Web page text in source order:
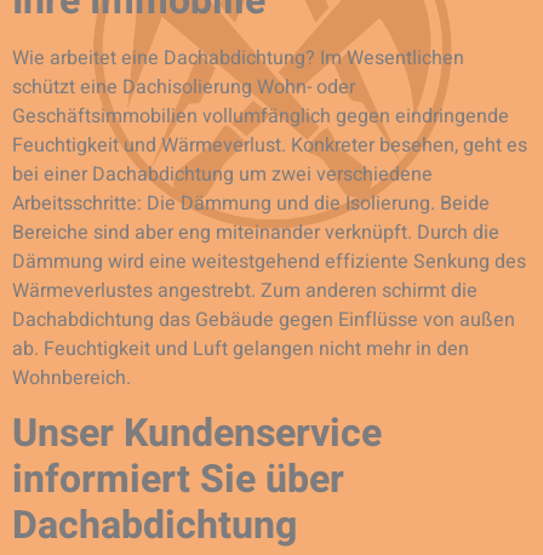
Wie arbeitet eine Dachabdichtung? Im Wesentlichen
schützt eine Dachisolierung Wohn- oder
Geschäftsimmobilien vollumfänglich gegen eindringende
Feuchtigkeit und Wärmeverlust. Konkreter besehen, geht es
bei einer Dachabdichtung um zwei verschiedene
Arbeitsschritte: Die Dämmung und die Isolierung. Beide
Bereiche sind aber eng miteinander verknüpft. Durch die
Dämmung wird eine weitestgehend effiziente Senkung des
Wärmeverlustes angestrebt. Zum anderen schirmt die
Dachabdichtung das Gebäude gegen Einflüsse von außen
ab. Feuchtigkeit und Luft gelangen nicht mehr in den
Wohnbereich.
Unser Kundenservice
informiert Sie über
Dachabdichtung